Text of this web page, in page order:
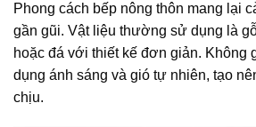
Phong cách bếp nông thôn mang lại
gần gũi. Vật liệu thường sử dụng là
hoặc đá với thiết kế đơn giản. Không
dụng ánh sáng và gió tự nhiên, tạo
chịu.